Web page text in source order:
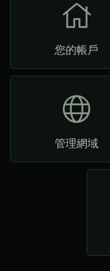
您的帳戶
管理網域